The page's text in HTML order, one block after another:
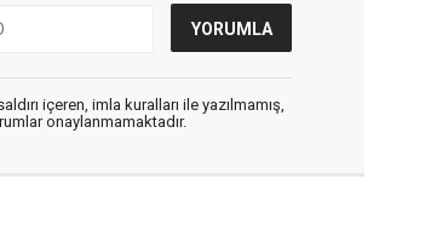
içeren, imla kuralları ile yazılmamış,
onaylanmamaktadır.